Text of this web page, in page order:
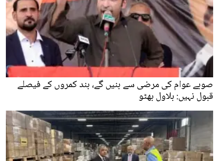
صوبے عوام کی مرضی سے بنیں گے، بند کمروں کے فیصلے
قبول نہیں: بلاول بھٹو